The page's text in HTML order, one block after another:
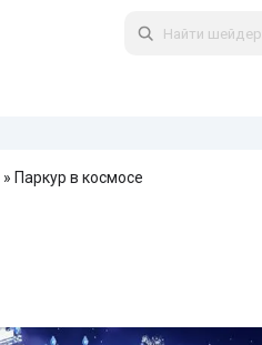
» Паркур в космосе